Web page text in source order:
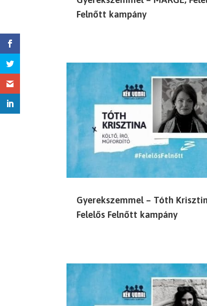
Felnőtt kampány
Gyerekszemmel – Tóth
Felelős Felnőtt kampány